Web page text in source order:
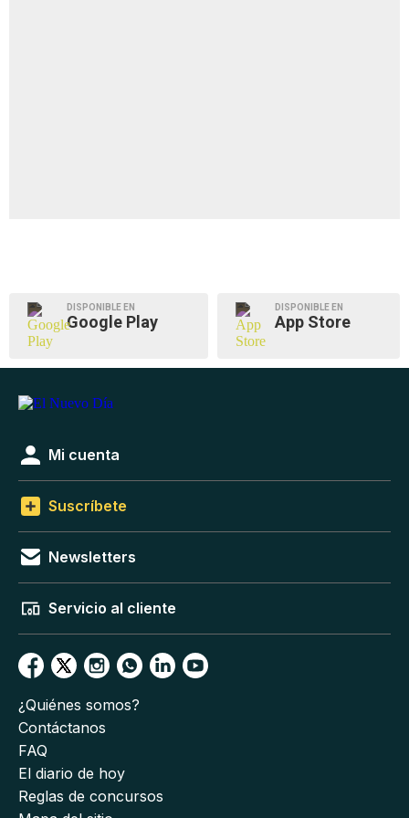
DISPONIBLE EN
Google Play
DISPONIBLE EN
App Store
Mi cuenta
Suscríbete
Newsletters
Servicio al cliente
¿Quiénes somos?
Contáctanos
FAQ
El diario de hoy
Reglas de concursos